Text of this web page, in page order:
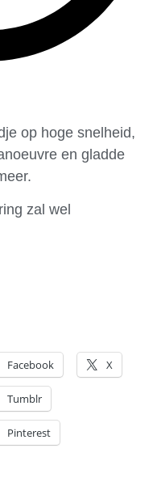
op hoge snelheid,
en gladde
zal wel
Facebook X
Tumblr
Pinterest